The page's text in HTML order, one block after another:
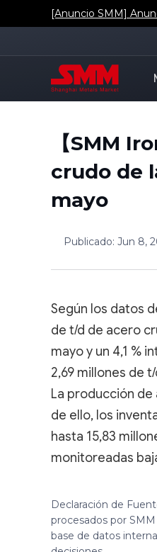
[Anuncio SMM]
【SMM
crudo de
mayo
Publicado: Jun 8,
Según los datos
de t/d de acero
mayo y un 4,1 %
2,69 millones de
La producción
de ello, los
hasta 15,83
monitoreadas
Declaración de
procesados por
base de datos